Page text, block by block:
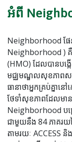
អំពី
Neighborhood ផែ
Neighborhood ) គឺ
(HMO) ដែលបានបង្ក
មជ្ឈមណ្ឌលសុខភាពស
ធានាថាអ្នកគ្រប់គ្នា
ថែទាំសុខភាពដែលមា
Neighborhood បម្
ជាមួយនឹង 84 ភាគរ
តាមរយៈ ACCESS